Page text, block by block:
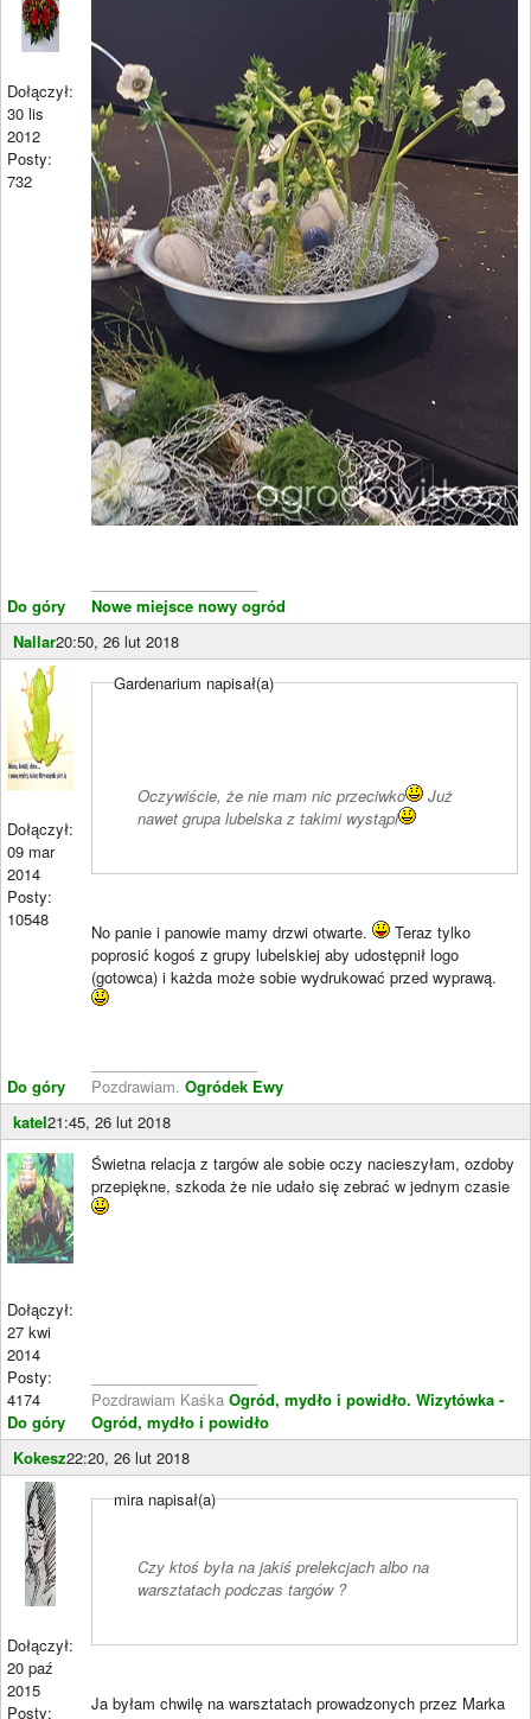
Dołączył:
30 lis
2012
Posty:
732
Do góry
Nowe miejsce nowy ogród
Nallar20:50, 26 lut 2018
Dołączył:
09 mar
2014
Posty:
10548
Do góry
Gardenarium napisał(a)
Oczywiście, że nie mam nic przeciwko
Już
nawet grupa lubelska z takimi wystąpi
No panie i panowie mamy drzwi otwarte.
Teraz tylko
poprosić kogoś z grupy lubelskiej aby udostępnił logo
(gotowca) i każda może sobie wydrukować przed wyprawą.
Pozdrawiam. Ogródek Ewy
katel21:45, 26 lut 2018
Dołączył:
27 kwi
2014
Posty:
4174
Do góry
Świetna relacja z targów ale sobie oczy nacieszyłam, ozdoby
przepiękne, szkoda że nie udało się zebrać w jednym czasie
Pozdrawiam Kaśka Ogród, mydło i powidło. Wizytówka -
Ogród, mydło i powidło
Kokesz22:20, 26 lut 2018
Dołączył:
20 paź
2015
Posty:
mira napisał(a)
Czy ktoś była na jakiś prelekcjach albo na
warsztatach podczas targów ?
Ja byłam chwilę na warsztatach prowadzonych przez Marka